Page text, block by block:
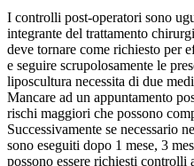
I controlli post-operatori sono
integrante del trattamento
deve tornare come richiesto per
e seguire scrupolosamente le
liposcultura necessita di due
Mancare ad un appuntamento
rischi maggiori che possono
Successivamente se necessario
sono eseguiti dopo 1 mese, 3
possono essere richiesti